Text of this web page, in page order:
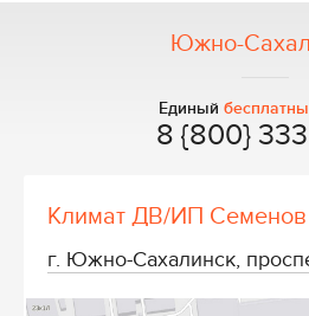
Южно-
Единый
8 {800} 333
Климат ДВ/ИП Семенов
г. Южно-Сахалинск,